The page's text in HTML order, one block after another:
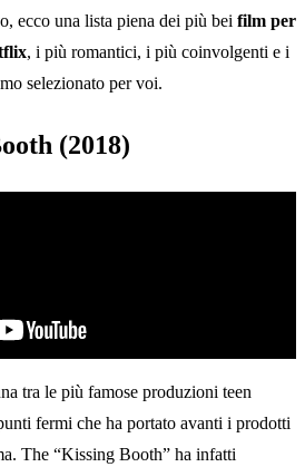
ecco una lista piena dei più bei film per
, i più romantici, i più coinvolgenti e i
selezionato per voi.
(2018)
tra le più famose produzioni teen
fermi che ha portato avanti i prodotti
The “Kissing Booth” ha infatti